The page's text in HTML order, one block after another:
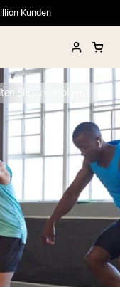
Kunden
Sie es verfolgen?